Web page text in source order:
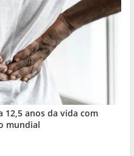
12,5 anos da vida com
mundial